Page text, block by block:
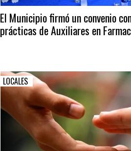
El Municipio firmó un convenio
prácticas de Auxiliares en
LOCALES